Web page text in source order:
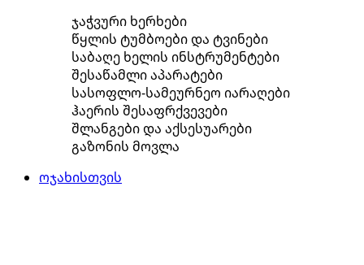
ჯაჭვური ხერხები
წყლის ტუმბოები და ტვინები
საბაღე ხელის ინსტრუმენტები
შესაწამლი აპარატები
სასოფლო-სამეურნეო იარაღები
ჰაერის შესაფრქვევები
შლანგები და აქსესუარები
გაზონის მოვლა
ოჯახისთვის